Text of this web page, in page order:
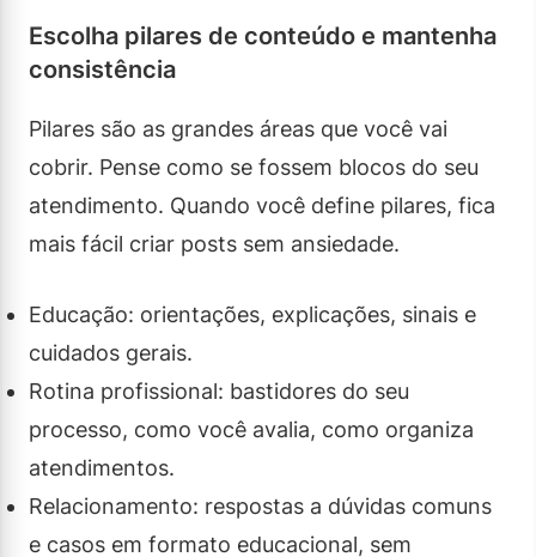
Escolha pilares de conteúdo e mantenha
consistência
Pilares são as grandes áreas que você vai
cobrir. Pense como se fossem blocos do seu
atendimento. Quando você define pilares, fica
mais fácil criar posts sem ansiedade.
Educação: orientações, explicações, sinais e
cuidados gerais.
Rotina profissional: bastidores do seu
processo, como você avalia, como organiza
atendimentos.
Relacionamento: respostas a dúvidas comuns
e casos em formato educacional, sem